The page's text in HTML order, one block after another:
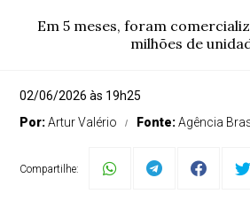
Em 5 meses, foram
milhões de
02/06/2026 às 19h25
Por:Artur Valério Fonte:Agência
Compartilhe: